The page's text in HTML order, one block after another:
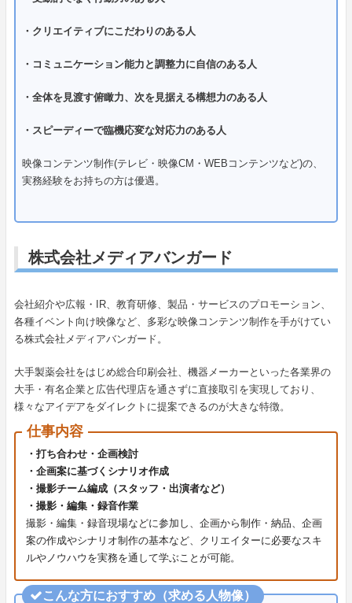
・クリエイティブにこだわりのある人
・コミュニケーション能力と調整力に自信のある人
・全体を見渡す俯瞰力、次を見据える構想力のある人
・スピーディーで臨機応変な対応力のある人
映像コンテンツ制作(テレビ・映像CM・WEBコンテンツなど)の、
実務経験をお持ちの方は優遇。
株式会社メディアバンガード
会社紹介や広報・IR、教育研修、製品・サービスのプロモーション、
各種イベント向け映像など、多彩な映像コンテンツ制作を手がけてい
る株式会社メディアバンガード。
大手製薬会社をはじめ総合印刷会社、機器メーカーといった各業界の
大手・有名企業と広告代理店を通さずに直接取引を実現しており、
様々なアイデアをダイレクトに提案できるのが大きな特徴。
仕事内容
・打ち合わせ・企画検討
・企画案に基づくシナリオ作成
・撮影チーム編成（スタッフ・出演者など）
・撮影・編集・録音作業
撮影・編集・録音現場などに参加し、企画から制作・納品、企画
案の作成やシナリオ制作の基本など、クリエイターに必要なスキ
ルやノウハウを実務を通して学ぶことが可能。
こんな方におすすめ（求める人物像）